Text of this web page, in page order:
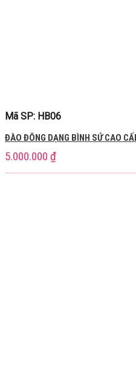
Mã SP: HB06
ĐÀO ĐÔNG DẠNG BÌNH SỨ CAO
5.000.000 ₫